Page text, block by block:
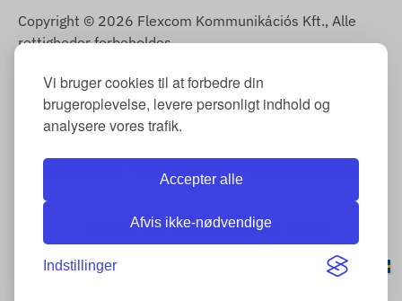
Vi bruger cookies til at forbedre din
brugeroplevelse, levere personligt indhold og
analysere vores trafik.
Accepter alle
Afvis ikke-nødvendige
Indstillinger
Copyright © 2026 Flexcom Kommunikációs Kft., Alle
rettigheder forbeholdes.
Dansk ▼
Cookie-meddelelse-Returpolitik-Impressum-Garanti og
reklamationsret -Fortrydelsesret
VORES INTERNATIONALE SIDER